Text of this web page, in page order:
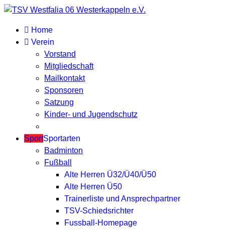
Home
Verein
Vorstand
Mitgliedschaft
Mailkontakt
Sponsoren
Satzung
Kinder- und Jugendschutz
SportSportarten
Badminton
Fußball
Alte Herren Ü32/Ü40/Ü50
Alte Herren Ü50
Trainerliste und Ansprechpartner
TSV-Schiedsrichter
Fussball-Homepage